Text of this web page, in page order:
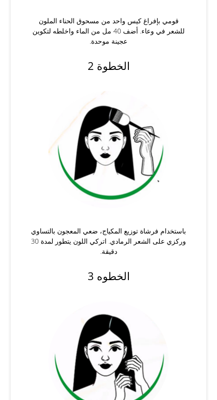
قومي بإفراغ كيس واحد من مسحوق الحناء الملون
للشعر في وعاء. أضف 40 مل من الماء واخلطه لتكوين
عجينة موحدة.
الخطوة 2
باستخدام فرشاة توزيع المكياج، ضعي المعجون بالتساوي
وركزي على الشعر الرمادي. اتركي اللون يتطور لمدة 30
دقيقة.
الخطوه 3